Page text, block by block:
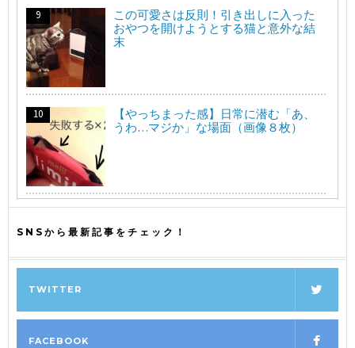
この可愛さは反則！引き出しに入った
おやつを開けようとする猫と意外な結
末
【やっちまった感】日常に潜む「あ、
うわ…マジか」な場面（画像８枚）
SNSから最新記事をチェック！
TWITTER
FACEBOOK